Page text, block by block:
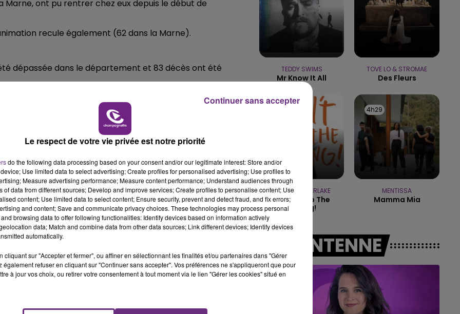
FM LE WEEK-END CHAMPAGNE FM
7h00 - 11h00
BEST OF
Marne, ont pu rentrer chez eux depuis le début de
recule également (62 dans la Marne).
dépassée dans le département et 83 décès ont été
semaine, porte ses fruits.
sur Reims où le nombre de PV dressés pour
le préfet de la Marne a décidé un resserrement du
d'activités sportives individuelles les samedi 11,
TEDDY SWIMS
Mr Know It All
TOVE LO & STROMAE
Des Fleurs
JUSTIN TIMBERLAKE
Can't Stop The
Feeling!
4h29
4h29
MENTISSA
Mamma Mia
A L'ANTENNE
Le respect de votre vie privée est notre priorité
do the following data processing based on your consent and/or our legitimate interest: Store and/or
Use limited data to select advertising; Create profiles for personalised advertising; Use profiles to
Measure advertising performance; Measure content performance; Understand audiences through
of data from different sources; Develop and improve services; Create profiles to personalise content; Use
content; Use limited data to select content; Ensure security, prevent and detect fraud, and fix errors;
and content; Save and communicate privacy choices. These technologies may process personal
browsing data to offer following functionalities: Identify devices based on information actively
data; Match and combine data from other data sources; Link different devices; Identify devices
automatically.
cliquant sur "Accepter et fermer", ou affiner en sélectionnant les finalités et/ou partenaires dans "Gérer
également refuser en cliquant sur "Continuer sans accepter". Vos préférences ne s'appliqueront que pour
à jour vos choix, ou retirer votre consentement à tout moment via le lien "Gérer les cookies" situé en
Continuer sans accepter